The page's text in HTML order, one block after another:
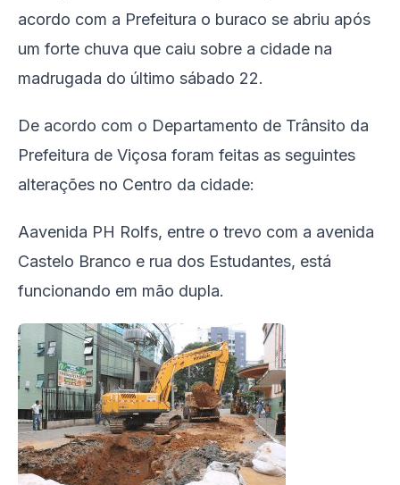
acordo com a Prefeitura o buraco se abriu após
um forte chuva que caiu sobre a cidade na
madrugada do último sábado 22.
De acordo com o Departamento de Trânsito da
Prefeitura de Viçosa foram feitas as seguintes
alterações no Centro da cidade:
Aavenida PH Rolfs, entre o trevo com a avenida
Castelo Branco e rua dos Estudantes, está
funcionando em mão dupla.